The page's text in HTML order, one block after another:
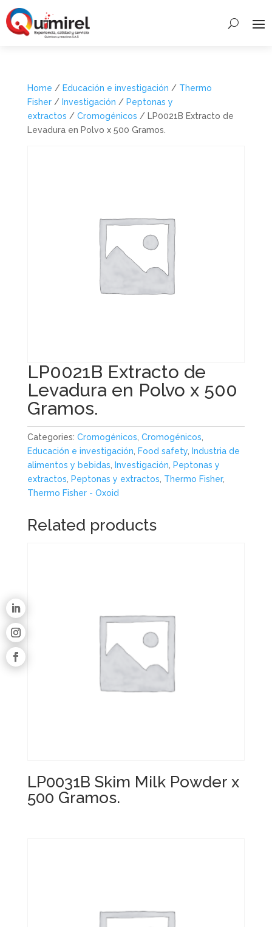
Home / Educación e investigación / Thermo
Fisher/ Investigación / Peptonas y
extractos / Cromogénicos / LP0021B Extracto de
Levadura en Polvo x 500 Gramos.
LP0021B Extracto de
Levadura en Polvo x 500
Gramos.
Categories: Cromogénicos, Cromogénicos,
Educación e investigación, Food safety, Industria de
alimentos y bebidas, Investigación, Peptonas y
extractos, Peptonas y extractos, Thermo Fisher,
Thermo Fisher - Oxoid
Related products
LP0031B Skim Milk Powder x
500 Gramos.